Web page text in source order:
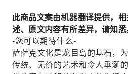
此商品文案由机器翻译提供，
述、原文内容有所差异，请知悉
-您可以期待什么-
萨萨克文化是龙目岛的基石，
传统、无价的艺术和令人垂涎